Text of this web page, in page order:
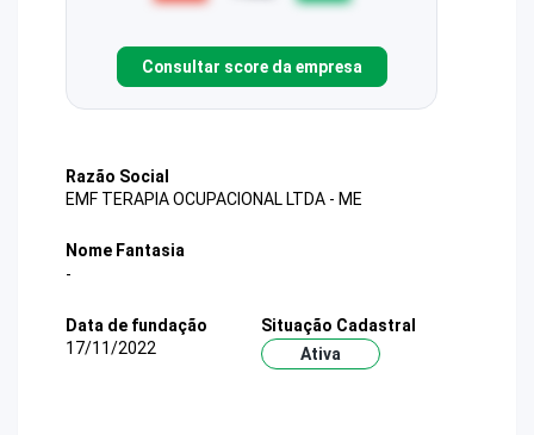
Consultar score da empresa
Razão Social
EMF TERAPIA OCUPACIONAL LTDA - ME
Nome Fantasia
-
Data de fundação
17/11/2022
Situação Cadastral
Ativa